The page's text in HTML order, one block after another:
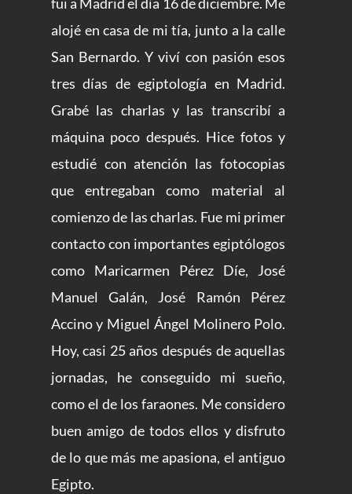
alojé en casa de mi tía, junto a la calle
San Bernardo. Y viví con pasión esos
tres días de egiptología en Madrid.
Grabé las charlas y las transcribí a
máquina poco después. Hice fotos y
estudié con atención las fotocopias
que entregaban como material al
comienzo de las charlas. Fue mi primer
contacto con importantes egiptólogos
como Maricarmen Pérez Díe, José
Manuel Galán, José Ramón Pérez
Accino y Miguel Ángel Molinero Polo.
Hoy, casi 25 años después de aquellas
jornadas, he conseguido mi sueño,
como el de los faraones. Me considero
buen amigo de todos ellos y disfruto
de lo que más me apasiona, el antiguo
Egipto.